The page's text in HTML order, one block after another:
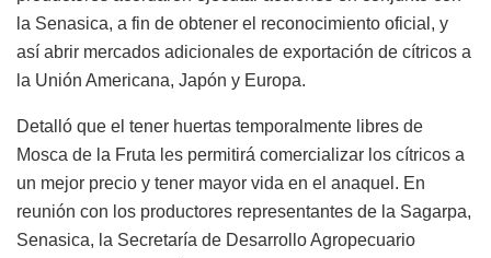
la Senasica, a fin de obtener el reconocimiento oficial, y
así abrir mercados adicionales de exportación de cítricos a
la Unión Americana, Japón y Europa.
Detalló que el tener huertas temporalmente libres de
Mosca de la Fruta les permitirá comercializar los cítricos a
un mejor precio y tener mayor vida en el anaquel. En
reunión con los productores representantes de la Sagarpa,
Senasica, la Secretaría de Desarrollo Agropecuario